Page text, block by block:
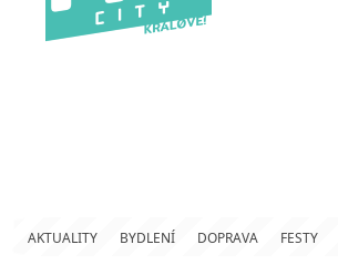
AKTUALITY BYDLENÍ DOPRAVA FESTY